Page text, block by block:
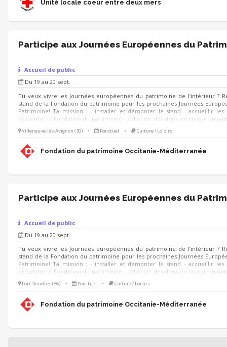
Unité locale coeur entre deux mers
Participe aux Journées Européennes du
Accueil de public
Du 19 au 20 sept.
Tu veux vivre les Journées européennes du patrimoine de l’intérieur ?
stand de la Fondation du patrimoine pour les prochaines Journées
Patrimoine! Ta mission : - installer et démonter le stand - accueillir les
présenter la Fondation du patrimoine - collecter des dons en faveur du
échéant, animer des visites du lieu 🗓 Quand ? Les 19 et 20
participer à la valorisation du patrimoine ! (Étudiants en
tourisme, paysage, développement local).
Villeneuve-lès-Avignon (30) • Ponctuel • Culture / Loisirs
Fondation du patrimoine Occitanie-Méditerranée
Participe aux Journées Européennes du
Accueil de public
Du 19 au 20 sept.
Tu veux vivre les Journées européennes du patrimoine de l’intérieur ?
stand de la Fondation du patrimoine pour les prochaines Journées
Patrimoine! Ta mission : - installer et démonter le stand - accueillir les
présenter la Fondation du patrimoine - collecter des dons en faveur du
le cas échéant participer à l'exécution des animations prévues sur le
échéant, animer des visites du lieu 🗓 Quand ? Les 19 et 20
participer à la valorisation du patrimoine ! (Étudiants en
tourisme, paysage, développement local).
Port-Vendres (66) • Ponctuel • Culture / Loisirs
Fondation du patrimoine Occitanie-Méditerranée